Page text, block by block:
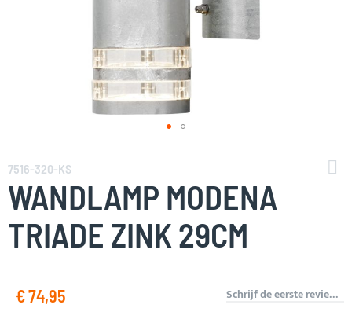
naar
het
begin
van
de
afbeeldingen-
7516-320-KS
WANDLAMP MODENA
TRIADE ZINK 29CM
€ 74,95 Schrijf de eerste review over dit product